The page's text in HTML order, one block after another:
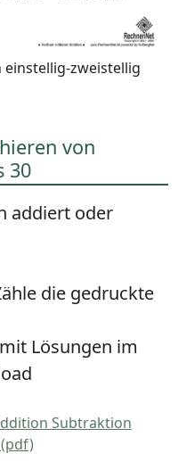
einstellig-zweistellig
von
30
addiert oder
die gedruckte
Lösungen im
Subtraktion